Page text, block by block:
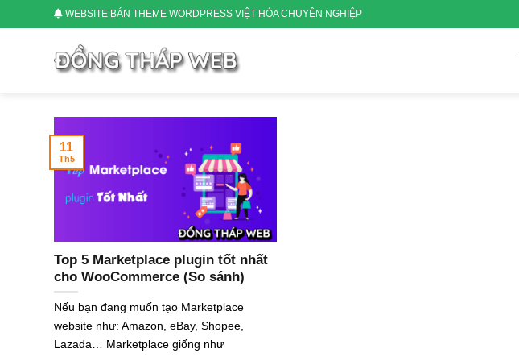
to
WEBSITE BÁN THEME WORDPRESS VIỆT HÓA CHUYÊN NGHIỆP
Top 5 Marketplace plugin tốt nhất
cho WooCommerce (So sánh)
Nếu bạn đang muốn tạo Marketplace
website như: Amazon, eBay, Shopee,
Lazada… Marketplace giống như
11
Th5